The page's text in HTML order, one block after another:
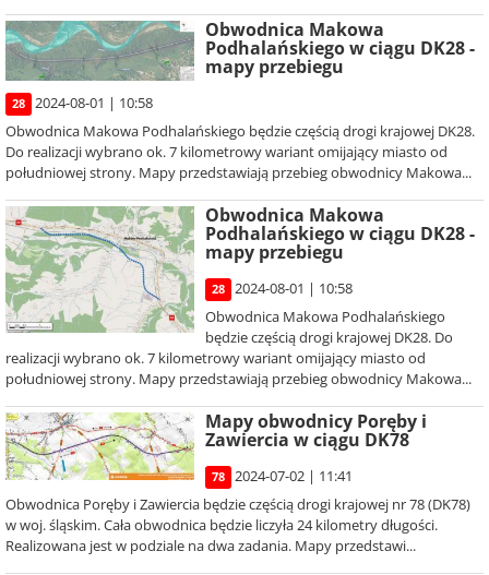
Obwodnica Makowa
Podhalańskiego w ciągu DK28 -
mapy przebiegu
28
2024-08-01 | 10:58
Obwodnica Makowa Podhalańskiego będzie częścią drogi krajowej DK28.
Do realizacji wybrano ok. 7 kilometrowy wariant omijający miasto od
południowej strony. Mapy przedstawiają przebieg obwodnicy Makowa...
Obwodnica Makowa
Podhalańskiego w ciągu DK28 -
mapy przebiegu
28
2024-08-01 | 10:58
Obwodnica Makowa Podhalańskiego
będzie częścią drogi krajowej DK28. Do
realizacji wybrano ok. 7 kilometrowy wariant omijający miasto od
południowej strony. Mapy przedstawiają przebieg obwodnicy Makowa...
Mapy obwodnicy Poręby i
Zawiercia w ciągu DK78
78
2024-07-02 | 11:41
Obwodnica Poręby i Zawiercia będzie częścią drogi krajowej nr 78 (DK78)
w woj. śląskim. Cała obwodnica będzie liczyła 24 kilometry długości.
Realizowana jest w podziale na dwa zadania. Mapy przedstawi...